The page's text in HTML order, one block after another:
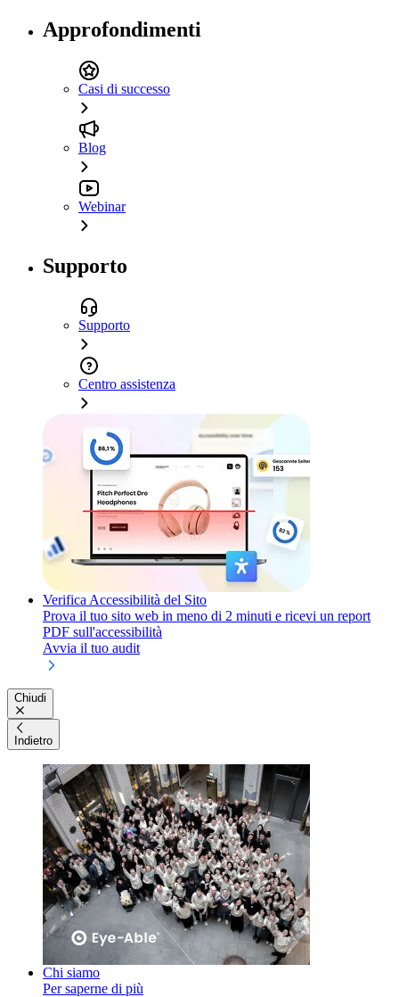
Approfondimenti
Casi di successo
Blog
Webinar
Supporto
Supporto
Centro assistenza
Verifica Accessibilità del Sito
Prova il tuo sito web in meno di 2 minuti e ricevi un report
PDF sull'accessibilità
Avvia il tuo audit
Chiudi
Indietro
Chi siamo
Per saperne di più